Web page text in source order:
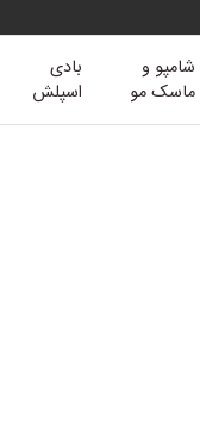
شامپو و
ماسک مو
بادی
اسپلش